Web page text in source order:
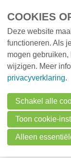
begin
COOKIES
Deze website
functioneren. Als
mogen
wijzigen. Meer
privacyverklaring.
Schakel alle
Toon cookie-
Alleen